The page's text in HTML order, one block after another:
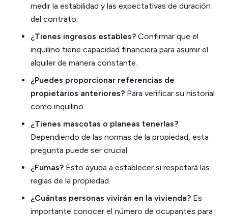
medir la estabilidad y las expectativas de duración
del contrato.
¿Tienes ingresos estables? Confirmar que el
inquilino tiene capacidad financiera para asumir el
alquiler de manera constante.
¿Puedes proporcionar referencias de
propietarios anteriores? Para verificar su historial
como inquilino.
¿Tienes mascotas o planeas tenerlas?
Dependiendo de las normas de la propiedad, esta
pregunta puede ser crucial.
¿Fumas? Esto ayuda a establecer si respetará las
reglas de la propiedad.
¿Cuántas personas vivirán en la vivienda? Es
importante conocer el número de ocupantes para